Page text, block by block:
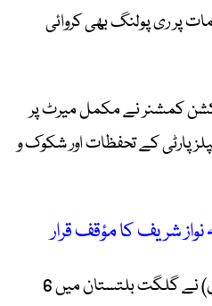
پر ری پولنگ بھی کروائی
کمشنر نے مکمل میرٹ پر
پارٹی کے تحفظات اور شکوک و
شریف کا مؤقف قرار
انہوں نے کہاکہ مسلم لیگ (ن) نے گلگت بلتستان میں 6